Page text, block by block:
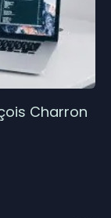
Charron